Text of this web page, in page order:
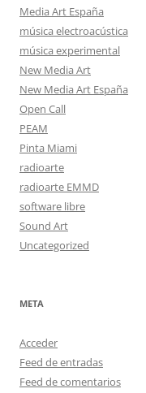
Media Art España
música electroacústica
música experimental
New Media Art
New Media Art España
Open Call
PEAM
Pinta Miami
radioarte
radioarte EMMD
software libre
Sound Art
Uncategorized
META
Acceder
Feed de entradas
Feed de comentarios